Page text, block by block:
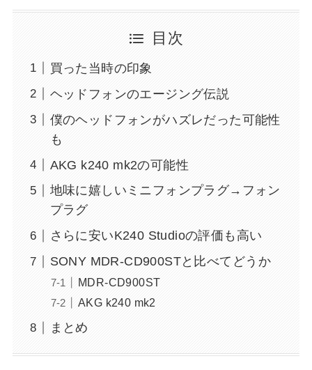
目次
買った当時の印象
ヘッドフォンのエージング伝説
僕のヘッドフォンがハズレだった可能性
も
AKG k240 mk2の可能性
地味に嬉しいミニフォンプラグ→フォン
プラグ
さらに安いK240 Studioの評価も高い
SONY MDR-CD900STと比べてどうか
MDR-CD900ST
AKG k240 mk2
まとめ